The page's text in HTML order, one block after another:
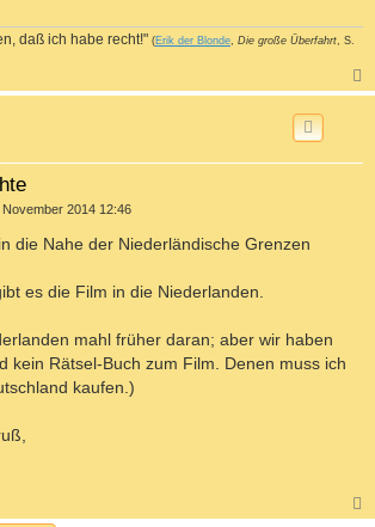
daß ich habe recht!" (Erik der Blonde, Die große Überfahrt, S.
a
November 2014 12:46
die Nahe der Niederländische Grenzen
es die Film in die Niederlanden.
mahl früher daran; aber wir haben
kein Rätsel-Buch zum Film. Denen muss ich
kaufen.)
a